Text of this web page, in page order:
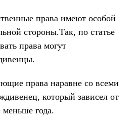
права имеют особой
стороны.Так, по статье
права могут
права наравне со всеми
который зависел от
меньше года.